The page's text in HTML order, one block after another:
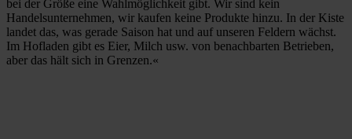
bei der Größe eine Wahlmöglichkeit gibt. Wir sind kein
Handelsunternehmen, wir kaufen keine Produkte hinzu. In der Kiste
landet das, was gerade Saison hat und auf unseren Feldern wächst.
Im Hofladen gibt es Eier, Milch usw. von benachbarten Betrieben,
aber das hält sich in Grenzen.«